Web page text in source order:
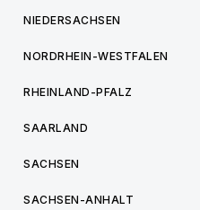
NIEDERSACHSEN
NORDRHEIN-WESTFALEN
RHEINLAND-PFALZ
SAARLAND
SACHSEN
SACHSEN-ANHALT